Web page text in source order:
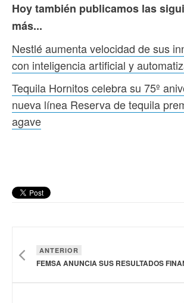
Hoy también publicamos las
más...
Nestlé aumenta velocidad de sus
con inteligencia artificial y
Tequila Hornitos celebra su 75º
nueva línea Reserva de tequila
agave
ANTERIOR